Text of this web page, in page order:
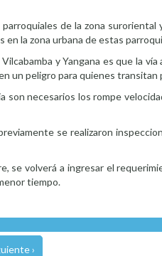
de la zona
la zona urbana de estas
y Yangana es que la
un peligro para quienes transitan
necesarios los rompe
se realizaron
se volverá a ingresar el
tiempo.
›